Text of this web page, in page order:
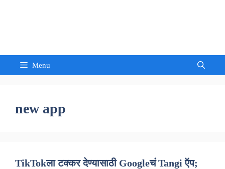
Menu
new app
TikTokला टक्कर देण्यासाठी Googleचं Tangi ऍप;